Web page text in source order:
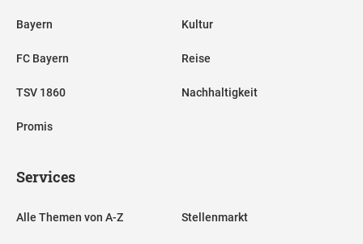
Bayern
FC Bayern
TSV 1860
Promis
Kultur
Reise
Nachhaltigkeit
Services
Alle Themen von A-Z Stellenmarkt